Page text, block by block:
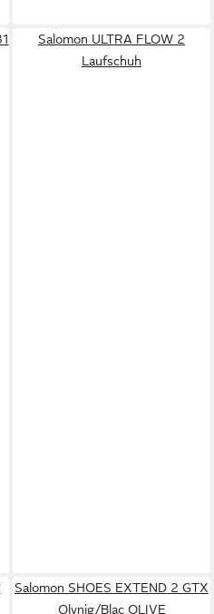
Salomon ULTRA FLOW 2
Laufschuh
Salomon SHOES EXTEND 2 GTX
Olvnig/Blac OLIVE